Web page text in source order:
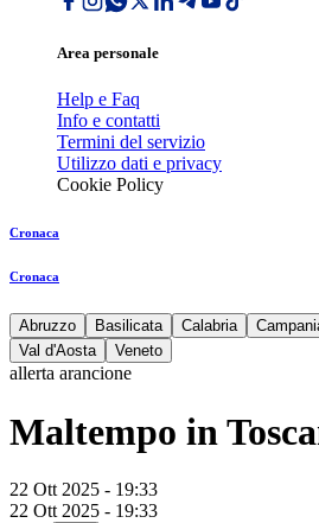
Area personale
Help e Faq
Info e contatti
Termini del servizio
Utilizzo dati e privacy
Cookie Policy
Cronaca
Cronaca
Abruzzo Basilicata Calabria
Val d'Aosta
Veneto
allerta arancione
Maltempo in
22 Ott 2025 - 19:33
22 Ott 2025 - 19:33